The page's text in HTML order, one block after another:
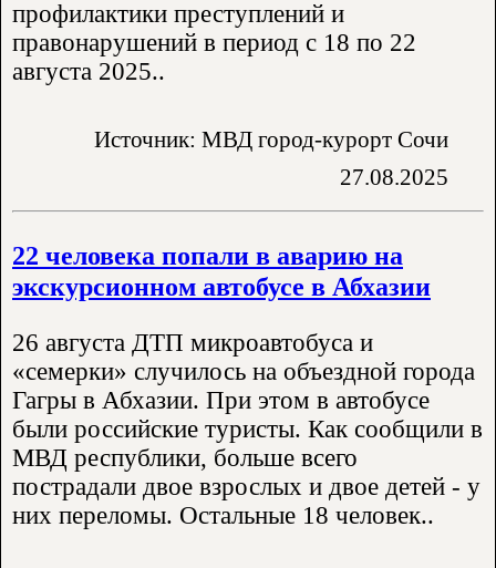
профилактики преступлений и
правонарушений в период с 18 по 22
августа 2025..
Источник: МВД город-курорт Сочи
27.08.2025
22 человека попали в аварию на
экскурсионном автобусе в Абхазии
26 августа ДТП микроавтобуса и
«семерки» случилось на объездной города
Гагры в Абхазии. При этом в автобусе
были российские туристы. Как сообщили в
МВД республики, больше всего
пострадали двое взрослых и двое детей - у
них переломы. Остальные 18 человек..